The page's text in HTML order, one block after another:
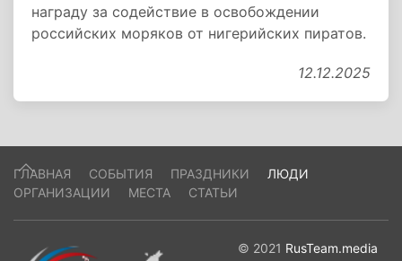
награду за содействие в освобождении
российских моряков от нигерийских пиратов.
12.12.2025
ГЛАВНАЯ СОБЫТИЯ ПРАЗДНИКИ
ЛЮДИ
ОРГАНИЗАЦИИ
МЕСТА СТАТЬИ
© 2021 RusTeam.media